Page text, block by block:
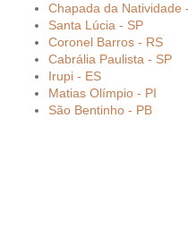
Chapada da Natividade
Santa Lúcia - SP
Coronel Barros - RS
Cabrália Paulista - SP
Irupi - ES
Matias Olímpio - PI
São Bentinho - PB